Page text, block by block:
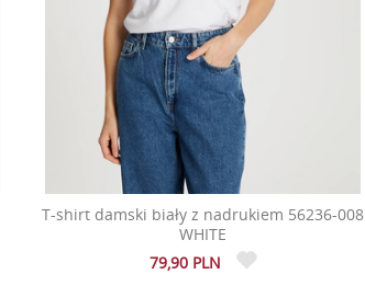
T-shirt damski biały z nadrukiem 56236-008
WHITE
79,90 PLN